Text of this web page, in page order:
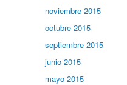
noviembre 2015
octubre 2015
septiembre 2015
junio 2015
mayo 2015